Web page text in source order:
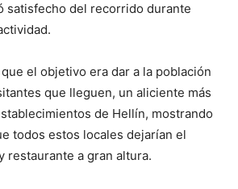
satisfecho del recorrido durante
el objetivo era dar a la población
que lleguen, un aliciente más
de Hellín, mostrando
todos estos locales dejarían el
restaurante a gran altura.